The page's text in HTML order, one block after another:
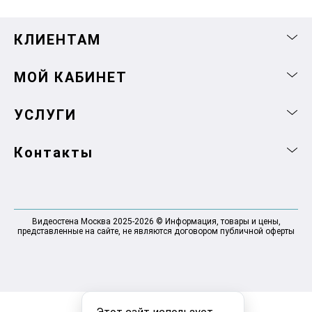
КЛИЕНТАМ
МОЙ КАБИНЕТ
УСЛУГИ
Контакты
Видеостена Москва 2025-2026 © Информация, товары и цены,
представленные на сайте, не являются договором публичной оферты